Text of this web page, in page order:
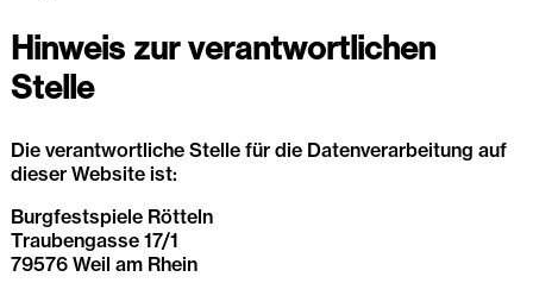
Hinweis zur verantwortlichen
Stelle
Die verantwortliche Stelle für die Datenverarbeitung auf
dieser Website ist:
Burgfestspiele Rötteln
Traubengasse 17/1
79576 Weil am Rhein